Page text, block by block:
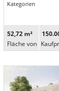
Kategorien
52,72 m²
Fläche von